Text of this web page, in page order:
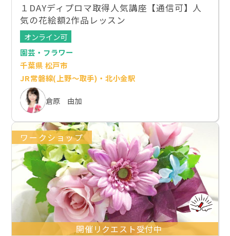
１DAYディプロマ取得人気講座【通信可】人
気の花絵額2作品レッスン
オンライン可
園芸・フラワー
千葉県 松戸市
JR常磐線(上野～取手)・北小金駅
倉原 由加
ワークショップ
開催リクエスト受付中